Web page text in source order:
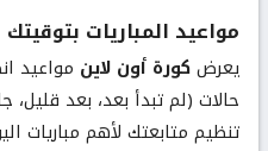
مواعيد المباريات بتوقيتك
يعرضكورة أون لاين مواعيد
حالات (لم تبدأ بعد، بعد
تنظيم متابعتك لأهم مباريات